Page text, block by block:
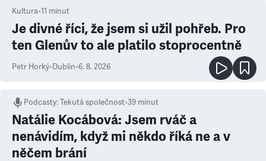
Kultura•11 minut
Je divné říci, že jsem si užil pohřeb. Pro
ten Glenův to ale platilo stoprocentně
Petr Horký•Dublin•6. 8. 2026
Podcasty:Tekutá společnost•39 minut
Natálie Kocábová: Jsem rváč a
nenávidím, když mi někdo říká ne a v
něčem brání